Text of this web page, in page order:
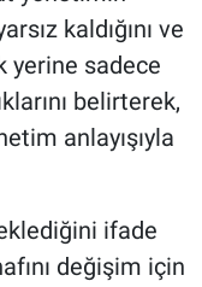
kaldığını ve
yerine sadece
belirterek,
anlayışıyla
ifade
değişim için